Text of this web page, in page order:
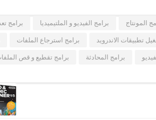
برامج برامج الفيديو و الملتيميديا المونتاج
برامج استرجاع الملفات تطبيقات الاندرويد
برامج تقطيع و قص برامج المحادثة